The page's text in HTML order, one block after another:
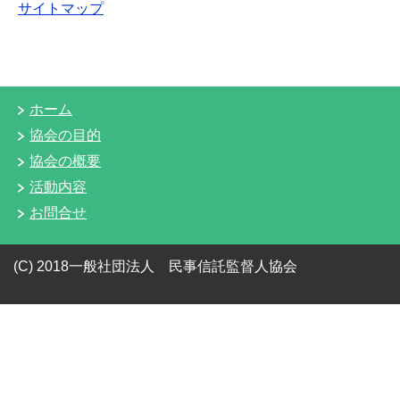
サイトマップ
ホーム
協会の目的
協会の概要
活動内容
お問合せ
(C) 2018一般社団法人 民事信託監督人協会